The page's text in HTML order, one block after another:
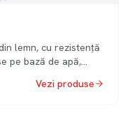
lemn, cu rezistență
pe bază de apă,
Vezi produse